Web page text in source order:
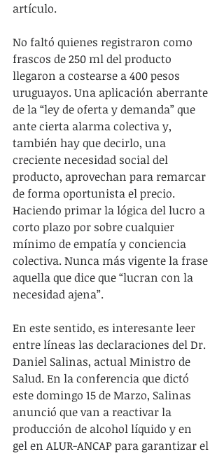
artículo.
No faltó quienes registraron como
frascos de 250 ml del producto
llegaron a costearse a 400 pesos
uruguayos. Una aplicación aberrante
de la “ley de oferta y demanda” que
ante cierta alarma colectiva y,
también hay que decirlo, una
creciente necesidad social del
producto, aprovechan para remarcar
de forma oportunista el precio.
Haciendo primar la lógica del lucro a
corto plazo por sobre cualquier
mínimo de empatía y conciencia
colectiva. Nunca más vigente la frase
aquella que dice que “lucran con la
necesidad ajena”.
En este sentido, es interesante leer
entre líneas las declaraciones del Dr.
Daniel Salinas, actual Ministro de
Salud. En la conferencia que dictó
este domingo 15 de Marzo, Salinas
anunció que van a reactivar la
producción de alcohol líquido y en
gel en ALUR-ANCAP para garantizar el